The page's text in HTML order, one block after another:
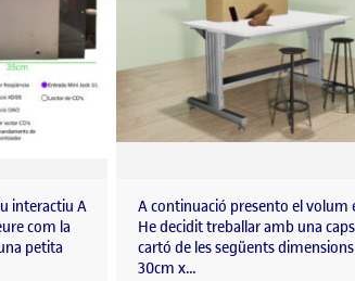
interactiu A
com la
petita
A continuació presento el volum
He decidit treballar amb una
cartó de les següents
30cm x…